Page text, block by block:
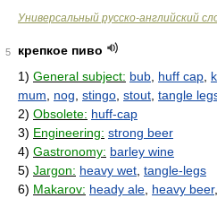
Универсальный русско-английский
5
крепкое пиво
1) General subject: bub huff cap
mum
nog stingo stout tangle
2) Obsolete: huff-cap
3) Engineering: strong beer
4) Gastronomy: barley wine
5) Jargon: heavy wet tangle-legs
6) Makarov: heady ale heavy beer,